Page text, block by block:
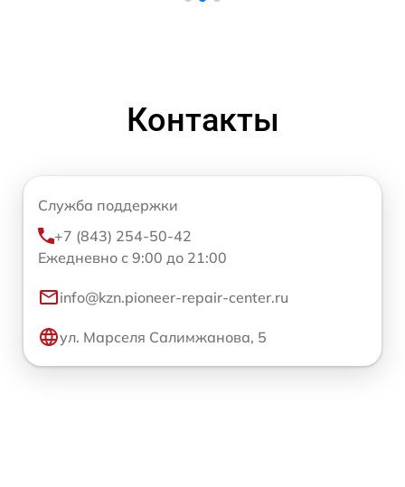
Контакты
Служба поддержки
+7 (843) 254-50-42
Ежедневно с 9:00 до 21:00
info@kzn.pioneer-repair-center.ru
ул. Марселя Салимжанова, 5